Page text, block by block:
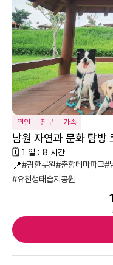
연인 친구 가족
남원 자연과 문화 탐방
🗓 1 일 : 8 시간
📍#광한루원#춘향테마파크#
#요천생태습지공원